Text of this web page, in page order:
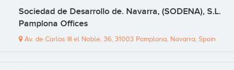
Sociedad de Desarrollo de. Navarra, (SODENA), S.L.
Pamplona Offices
Av. de Carlos III el Noble, 36, 31003 Pamplona, Navarra, Spain